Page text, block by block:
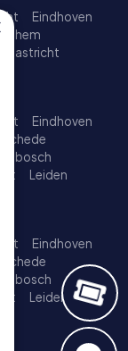
Eindhoven
Maastricht
Eindhoven
Leiden
Eindhoven
Leiden